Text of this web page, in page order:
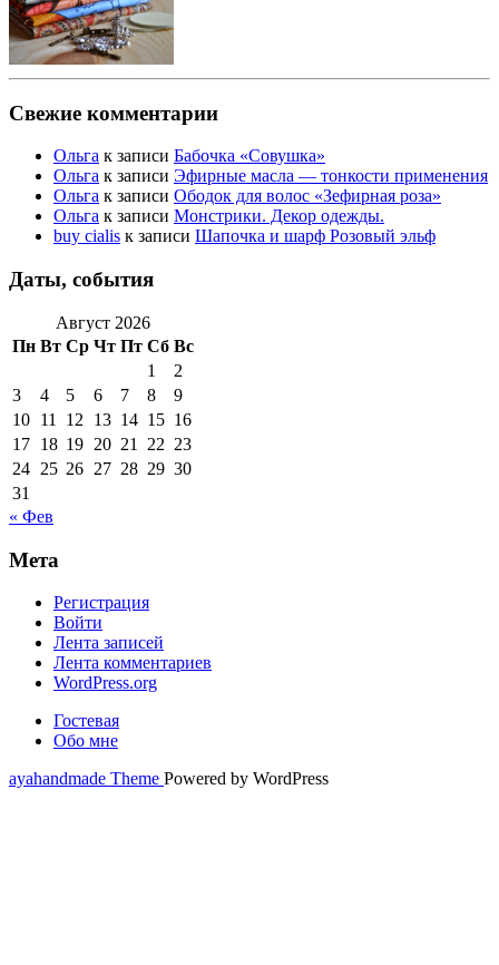
Свежие комментарии
Ольга к записи Бабочка «Совушка»
Ольга к записи Эфирные масла — тонкости применения
Ольга к записи Ободок для волос «Зефирная роза»
Ольга к записи Монстрики. Декор одежды.
buy cialis к записи Шапочка и шарф Розовый эльф
Даты, события
Август 2026
Пн Вт Ср Чт Пт Сб Вс
1
2
3
4 5 6 7 8
9
10 11 12 13 14 15 16
17 18 19 20 21 22 23
24 25 26 27 28 29 30
31
« Фев
Мета
Регистрация
Войти
Лента записей
Лента комментариев
WordPress.org
Гостевая
Обо мне
ayahandmade Theme Powered by WordPress